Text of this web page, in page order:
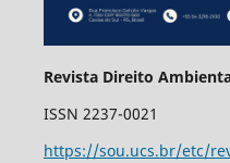
Revista Direito
ISSN 2237-0021
https://sou.ucs.br/etc/